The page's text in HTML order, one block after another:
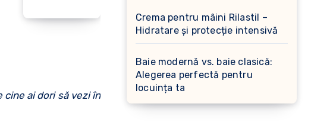
cine ai dori să vezi în
Crema pentru mâini Rilastil –
Hidratare și protecție intensivă
Baie modernă vs. baie clasică:
Alegerea perfectă pentru
locuința ta